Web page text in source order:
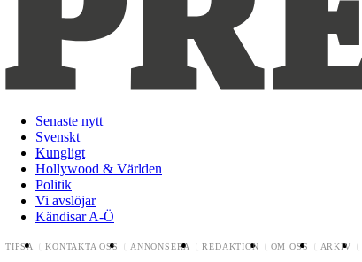
Senaste nytt
Svenskt
Kungligt
Hollywood & Världen
Politik
Vi avslöjar
Kändisar A-Ö
TIPSA KONTAKTA OSS ANNONSERA REDAKTION OM OSS ARKIV